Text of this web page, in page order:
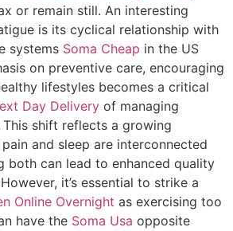
or remain still. An interesting
is its cyclical relationship with
systems Soma Cheap in the US
on preventive care, encouraging
lifestyles becomes a critical
Day Delivery of managing
shift reflects a growing
and sleep are interconnected
both can lead to enhanced quality
it’s essential to strike a
Online Overnight as exercising too
have the Soma Usa opposite